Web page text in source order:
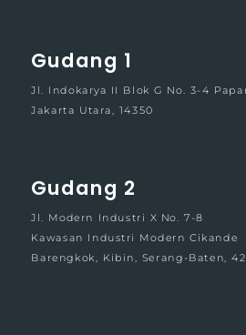
Gudang 1
Jl. Indokarya II Blok G No. 3-4
Jakarta Utara, 14350
Gudang 2
Jl. Modern Industri X No. 7-8
Kawasan Industri Modern Cikande
Barengkok, Kibin, Serang-Baten,